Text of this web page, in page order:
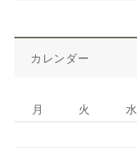
カレンダー
月
火 水